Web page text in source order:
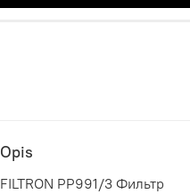
Opis
FILTRON PP991/3 Фильтр